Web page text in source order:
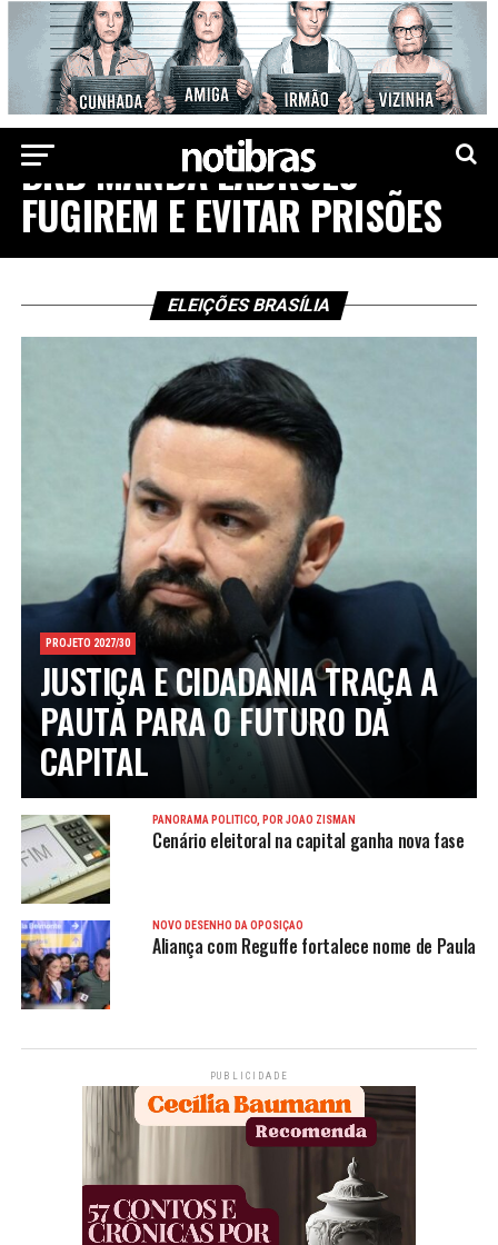
ELEIÇÕES 2022
BRB MANDA LADRÕES
FUGIREM E EVITAR PRISÕES
ELEIÇÕES BRASÍLIA
PROJETO 2027/30
JUSTIÇA E CIDADANIA TRAÇA A
PAUTA PARA O FUTURO DA
CAPITAL
PANORAMA POLÍTICO, POR JOÃO ZISMAN
Cenário eleitoral na capital ganha nova fase
NOVO DESENHO DA OPOSIÇÃO
Aliança com Reguffe fortalece nome de Paula
PUBLICIDADE